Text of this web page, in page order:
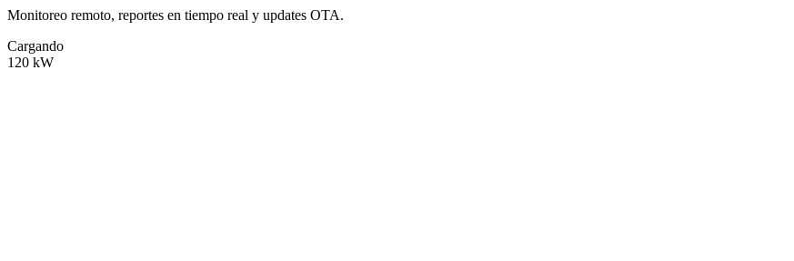
Monitoreo remoto, reportes en tiempo real y updates OTA.
Cargando
120 kW